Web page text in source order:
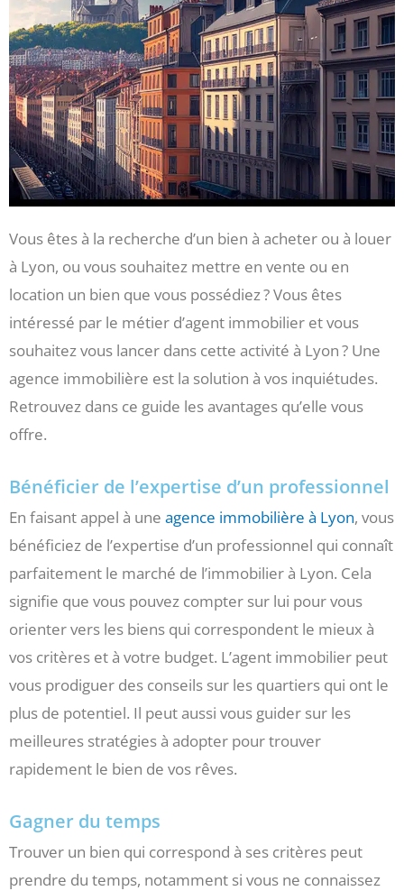
Vous êtes à la recherche d’un bien à acheter ou à louer
à Lyon, ou vous souhaitez mettre en vente ou en
location un bien que vous possédiez ? Vous êtes
intéressé par le métier d’agent immobilier et vous
souhaitez vous lancer dans cette activité à Lyon ? Une
agence immobilière est la solution à vos inquiétudes.
Retrouvez dans ce guide les avantages qu’elle vous
offre.
Bénéficier de l’expertise d’un professionnel
En faisant appel à une agence immobilière à Lyon, vous
bénéficiez de l’expertise d’un professionnel qui connaît
parfaitement le marché de l’immobilier à Lyon. Cela
signifie que vous pouvez compter sur lui pour vous
orienter vers les biens qui correspondent le mieux à
vos critères et à votre budget. L’agent immobilier peut
vous prodiguer des conseils sur les quartiers qui ont le
plus de potentiel. Il peut aussi vous guider sur les
meilleures stratégies à adopter pour trouver
rapidement le bien de vos rêves.
Gagner du temps
Trouver un bien qui correspond à ses critères peut
prendre du temps, notamment si vous ne connaissez